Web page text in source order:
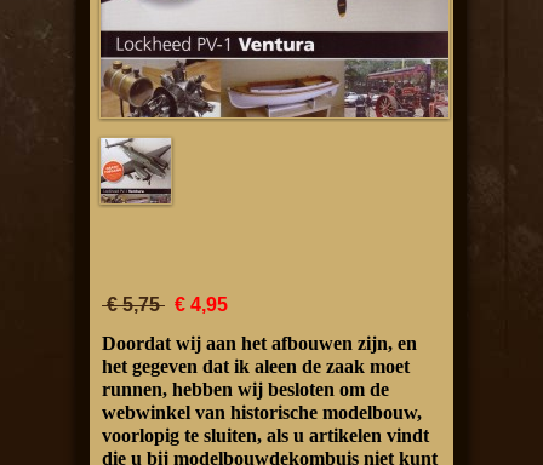
€ 5,75 € 4,95
Doordat wij aan het afbouwen zijn, en
het gegeven dat ik aleen de zaak moet
runnen, hebben wij besloten om de
webwinkel van historische modelbouw,
voorlopig te sluiten, als u artikelen vindt
die u bij modelbouwdekombuis niet kunt